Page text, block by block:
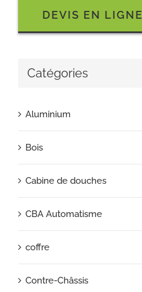
DEVIS EN LIGNE
Catégories
Aluminium
Bois
Cabine de douches
CBA Automatisme
coffre
Contre-Châssis